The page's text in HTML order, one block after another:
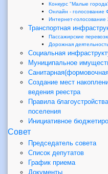
Конкурс "Малые
Онлайн - голосование
Интернет-голосование
Транспортная
Пассажирские
Дорожная
Социальная
Муниципальное
Создание мест
ведения реестра
Правила
поселения
Инициативное
Совет
Председатель совета
Список депутатов
График приема
Документы